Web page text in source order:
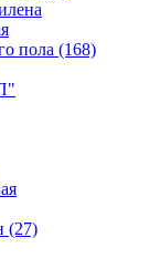
пола (168)
(27)